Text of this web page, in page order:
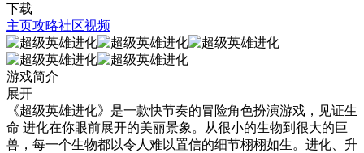
下载
主页攻略社区视频
游戏简介
展开
《超级英雄进化》是一款快节奏的冒险角色扮演游戏，见证生
命 进化在你眼前展开的美丽景象。从很小的生物到很大的巨
兽，每一个生物都以令人难以置信的细节栩栩如生。进化、升